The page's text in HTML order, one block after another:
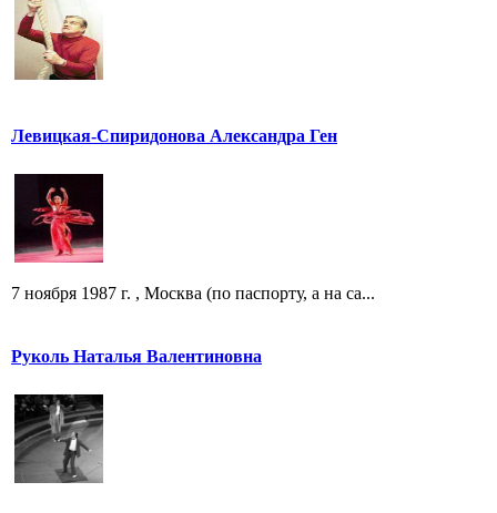
Левицкая-Спиридонова Александра Ген
7 ноября 1987 г. , Москва (по паспорту, а на са...
Руколь Наталья Валентиновна